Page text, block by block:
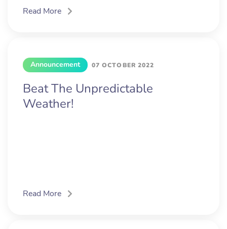
Read More
Announcement 07 OCTOBER 2022
Beat The Unpredictable
Weather!
Read More